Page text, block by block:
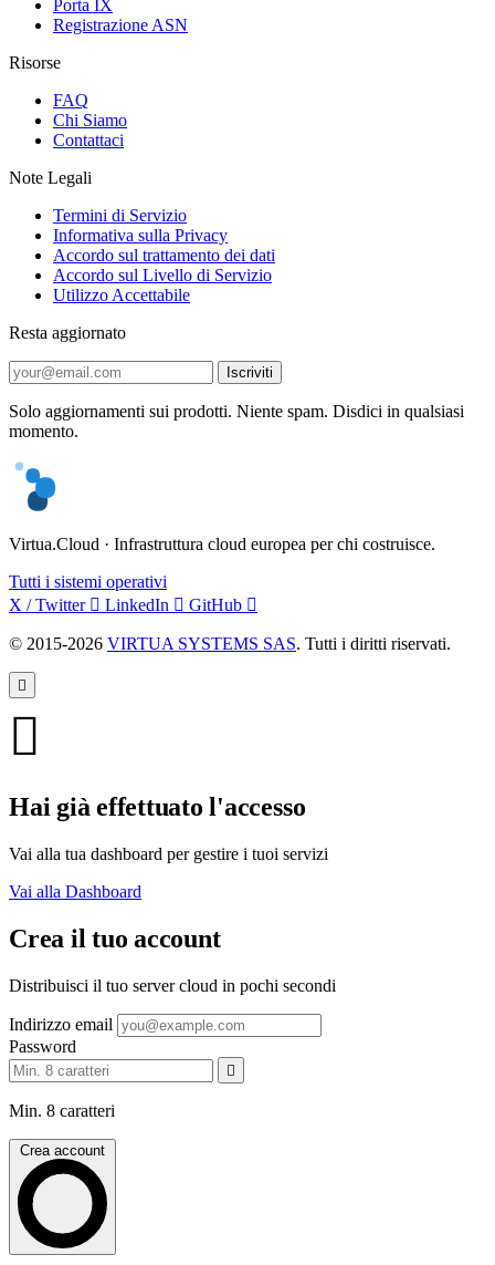
Porta IX
Registrazione ASN
Risorse
FAQ
Chi Siamo
Contattaci
Note Legali
Termini di Servizio
Informativa sulla Privacy
Accordo sul trattamento dei dati
Accordo sul Livello di Servizio
Utilizzo Accettabile
Resta aggiornato
Iscriviti
Solo aggiornamenti sui prodotti. Niente spam. Disdici in qualsiasi
momento.
Virtua.Cloud · Infrastruttura cloud europea per chi costruisce.
Tutti i sistemi operativi
X / Twitter
LinkedIn GitHub
© 2015-2026 VIRTUA SYSTEMS SAS. Tutti i diritti riservati.
Hai già effettuato l'accesso
Vai alla tua dashboard per gestire i tuoi servizi
Vai alla Dashboard
Crea il tuo account
Distribuisci il tuo server cloud in pochi secondi
Indirizzo email
Password
Min. 8 caratteri
Crea account